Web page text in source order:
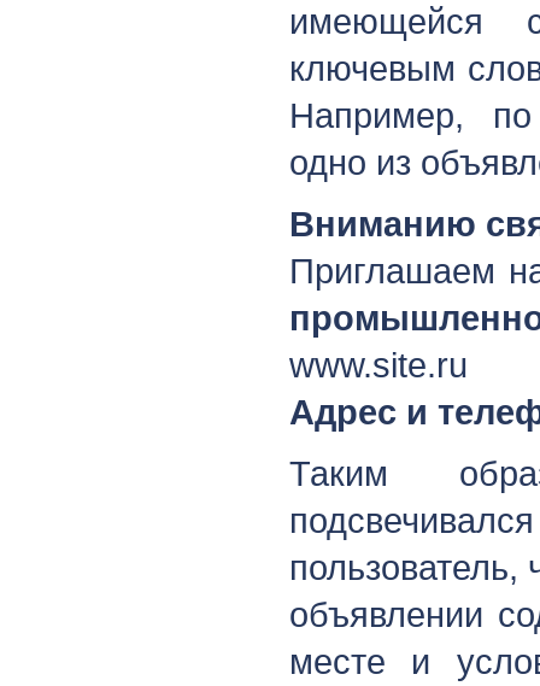
имеющейся
ключевым
Например,
одно из
Вниманию
Приглашаем
www.site.ru
Адрес и
Таким
объявлении
месте и